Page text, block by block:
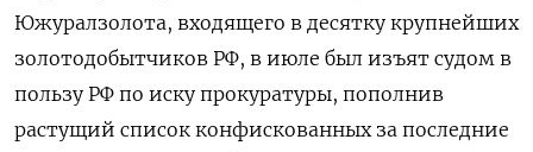
Южуралзолота, входящего в десятку крупнейших
золотодобытчиков РФ, в июле был изъят судом в
пользу РФ по иску прокуратуры, пополнив
растущий список конфискованных за последние